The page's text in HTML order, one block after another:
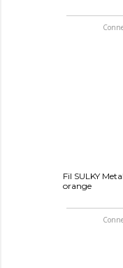
Fil SULKY
orange